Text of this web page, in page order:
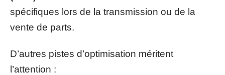
spécifiques lors de la transmission ou de la
vente de parts.
D’autres pistes d’optimisation méritent
l’attention :